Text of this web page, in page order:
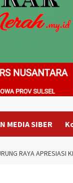
MEDIA SIBER
RAYA APRESIASI